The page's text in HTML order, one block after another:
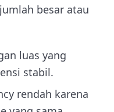
besar atau
luas yang
stabil.
rendah karena